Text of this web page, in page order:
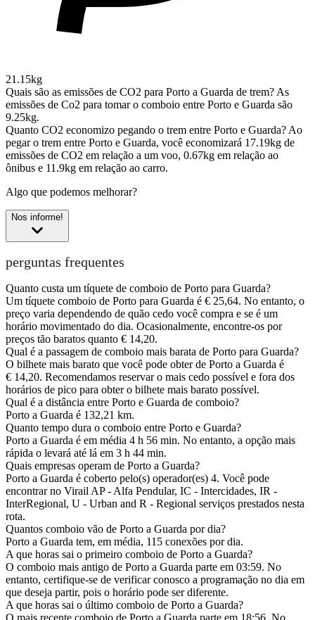
21.15kg
Quais são as emissões de CO2 para Porto a Guarda de trem?As
emissões de Co2 para tomar o comboio entre Porto e Guarda são
9.25kg.
Quanto CO2 economizo pegando o trem entre Porto e Guarda?Ao
pegar o trem entre Porto e Guarda, você economizará 17.19kg de
emissões de CO2 em relação a um voo, 0.67kg em relação ao
ônibus e 11.9kg em relação ao carro.
Algo que podemos melhorar?
Nos informe!
perguntas frequentes
Quanto custa um tíquete de comboio de Porto para Guarda?
Um tíquete comboio de Porto para Guarda é € 25,64. No entanto, o
preço varia dependendo de quão cedo você compra e se é um
horário movimentado do dia. Ocasionalmente, encontre-os por
preços tão baratos quanto € 14,20.
Qual é a passagem de comboio mais barata de Porto para Guarda?
O bilhete mais barato que você pode obter de Porto a Guarda é
€ 14,20. Recomendamos reservar o mais cedo possível e fora dos
horários de pico para obter o bilhete mais barato possível.
Qual é a distância entre Porto e Guarda de comboio?
Porto a Guarda é 132,21 km.
Quanto tempo dura o comboio entre Porto e Guarda?
Porto a Guarda é em média 4 h 56 min. No entanto, a opção mais
rápida o levará até lá em 3 h 44 min.
Quais empresas operam de Porto a Guarda?
Porto a Guarda é coberto pelo(s) operador(es) 4. Você pode
encontrar no Virail AP - Alfa Pendular, IC - Intercidades, IR -
InterRegional, U - Urban and R - Regional serviços prestados nesta
rota.
Quantos comboio vão de Porto a Guarda por dia?
Porto a Guarda tem, em média, 115 conexões por dia.
A que horas sai o primeiro comboio de Porto a Guarda?
O comboio mais antigo de Porto a Guarda parte em 03:59. No
entanto, certifique-se de verificar conosco a programação no dia em
que deseja partir, pois o horário pode ser diferente.
A que horas sai o último comboio de Porto a Guarda?
O mais recente comboio de Porto a Guarda parte em 18:56. No